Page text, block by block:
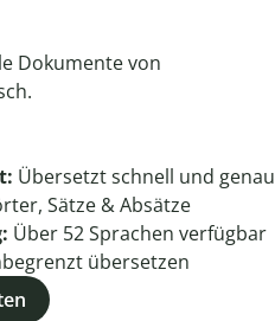
Dokumente von
Übersetzt schnell und genau
Sätze & Absätze
Über 52Sprachen verfügbar
übersetzen